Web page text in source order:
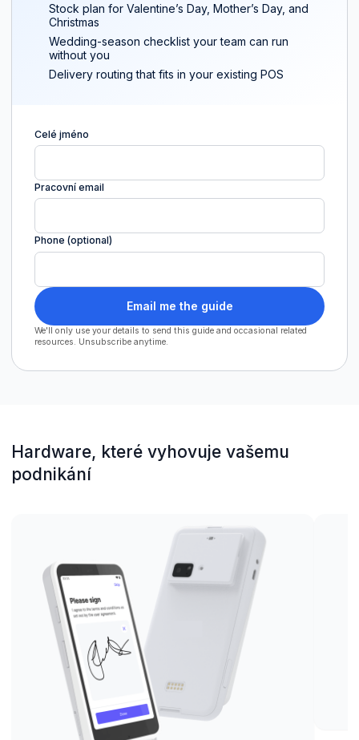
Stock plan for Valentine’s Day, Mother’s Day, and
Christmas
Wedding-season checklist your team can run
without you
Delivery routing that fits in your existing POS
Celé jméno
Pracovní email
Phone (optional)
Email me the guide
We'll only use your details to send this guide and occasional related
resources. Unsubscribe anytime.
Hardware, které vyhovuje vašemu
podnikání